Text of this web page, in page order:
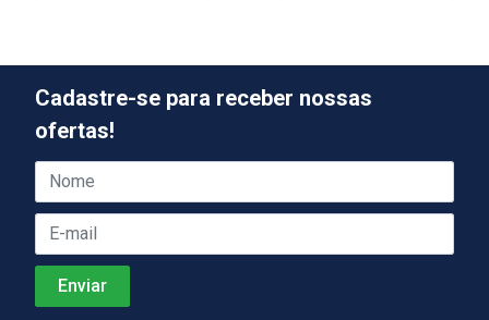
Cadastre-se para receber nossas
ofertas!